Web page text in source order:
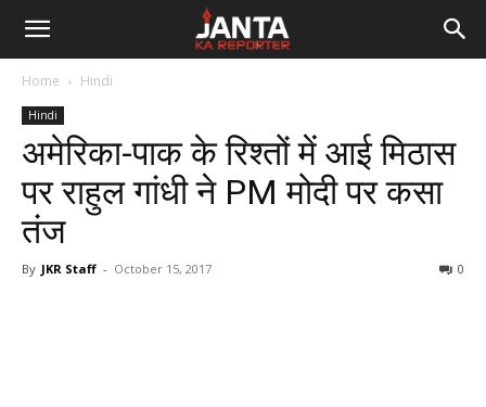
Janta
Reporter
Home Hindi
Hindi
अमेरिका-पाक के रिश्तों में आई मिठास
पर राहुल गांधी ने PM मोदी पर कसा
तंज
By JKR Staff - October 15, 2017 0